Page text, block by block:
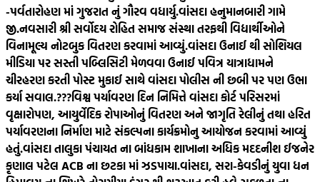
-પર્વતારોહણ માં ગુજરાત નું ગૌરવ વધાર્યુ.વાંસદા હનુમાનબારી ગામે
જી.નવસારી શ્રી સર્વોદય રોહિત સમાજ સંસ્થા તરફથી વિદ્યાર્થીઓને
વિનામૂલ્ય નોટબુક વિતરણ કરવામાં આવ્યું.વાંસદા ઉનાઈ થી સોશિયલ
મીડિયા પર સસ્તી પબ્લિસિટી મેળવવા ઉનાઈ પવિત્ર યાત્રાધામને
ચીરહરણ કરતી પોસ્ટ મુકાઈ સાથે વાંસદા પોલીસ ની છબી પર પણ ઉભા
કર્યા સવાલ.???વિશ્વ પર્યાવરણ દિન નિમિત્તે વાંસદા કોર્ટ પરિસરમાં
વૃક્ષારોપણ, આયુર્વેદિક રોપાઓનું વિતરણ અને જાગૃતિ રેલીનું તથા હરિત
પર્યાવરણના નિર્માણ માટે સંકલ્પના કાર્યક્રમોનુ આયોજન કરવામાં આવ્યું
હતું.વાંસદા તાલુકા પંચાયત ના બાંધકામ શાખાના અધિક મદદનીશ ઈજનેર
કૃણાલ પટેલ ACB ના છટકા માં ઝડપાયા.વાંસદા, સરા-કેવડીનું યુવા ધન